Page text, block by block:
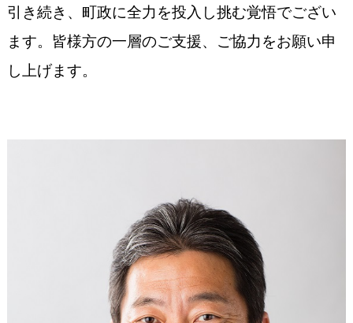
引き続き、町政に全力を投入し挑む覚悟でござい
ます。皆様方の一層のご支援、ご協力をお願い申
し上げます。